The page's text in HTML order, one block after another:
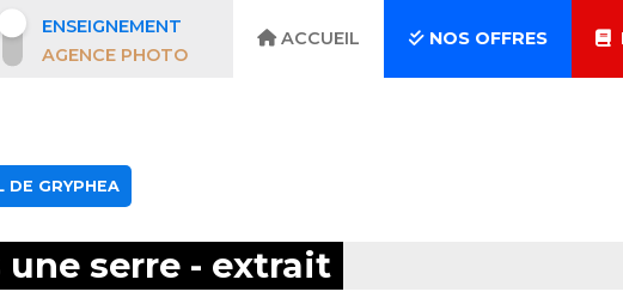
ENSEIGNEMENT
AGENCE PHOTO
ACCUEIL NOS OFFRES
DE GRYPHEA
serre - extrait